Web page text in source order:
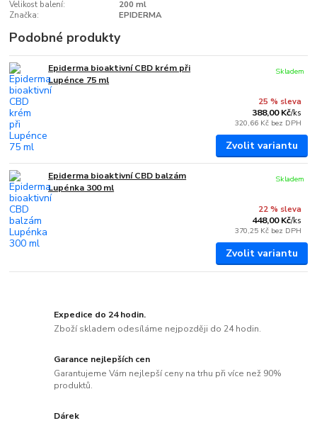
Velikost balení:
200 ml
Značka:
EPIDERMA
Podobné produkty
Epiderma bioaktivní CBD krém při
Lupénce 75 ml
25 % sleva
388,00 Kč/ks
320,66 Kč bez DPH
Skladem
Zvolit variantu
Epiderma bioaktivní CBD balzám
Lupénka 300 ml
22 % sleva
448,00 Kč/ks
370,25 Kč bez DPH
Skladem
Zvolit variantu
Expedice do 24 hodin.
Zboží skladem odesíláme nejpozději do 24 hodin.
Garance nejlepších cen
Garantujeme Vám nejlepší ceny na trhu při více než 90%
produktů.
Dárek